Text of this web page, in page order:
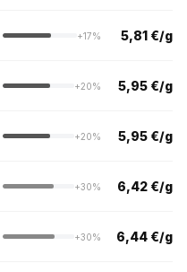
+17% 5,81 €/g
+20% 5,95 €/g
+20% 5,95 €/g
+30% 6,42 €/g
+30% 6,44 €/g